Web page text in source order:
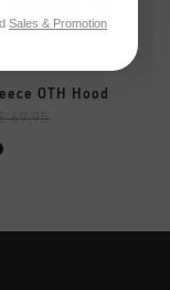
OTH Hood
69,95
Sales & Promotion